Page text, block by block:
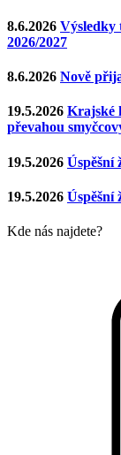
8.6.2026 Výsledky
2026/2027
8.6.2026 Nově
19.5.2026 Krajské
převahou
19.5.2026 Úspěšní
19.5.2026 Úspěšní
Kde nás najdete?